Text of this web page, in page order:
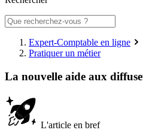
Expert-Comptable en ligne
Pratiquer un métier
La nouvelle aide aux
L'article en bref